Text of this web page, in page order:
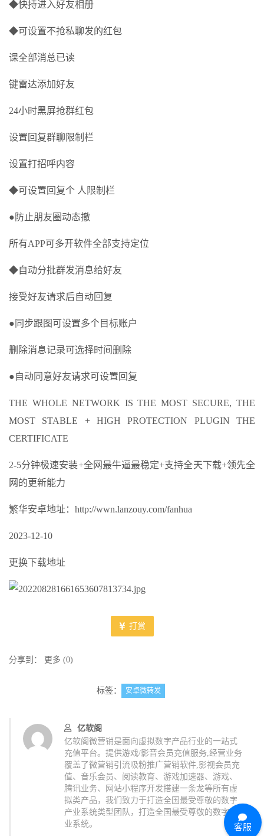
◆快持进入好友相册
◆可设置不抢私聊发的红包
课全部消总已读
键雷达添加好友
24小时黑屏抢群红包
设置回复群聊限制栏
设置打招呼内容
◆可设置回复个 人限制栏
●防止朋友圈动态撤
所有APP可多开软件全部支持定位
◆自动分批群发消息给好友
接受好友请求后自动回复
●同步跟图可设置多个目标账户
删除消息记录可选择时间删除
●自动同意好友请求可设置回复
THE WHOLE NETWORK IS THE MOST SECURE, THE
MOST STABLE + HIGH PROTECTION PLUGIN THE
CERTIFICATE
2-5分钟极速安装+全网最牛逼最稳定+支持全天下载+领先全
网的更新能力
繁华安卓地址：http://wwn.lanzouy.com/fanhua
2023-12-10
更换下载地址
打赏
分享到： 更多 (0)
标签： 安卓微转发
亿软阁
亿软阁微营销是面向虚拟数字产品行业的一站式
充值平台。提供游戏/影音会员充值服务,经营业务
覆盖了微营销引流吸粉推广营销软件,影视会员充
值、音乐会员、阅读教育、游戏加速器、游戏、
腾讯业务、网站小程序开发搭建一条龙等所有虚
拟类产品，我们致力于打造全国最受尊敬的数字
产业系统类型团队，打造全国最受尊敬的数字产
业系统。
客服